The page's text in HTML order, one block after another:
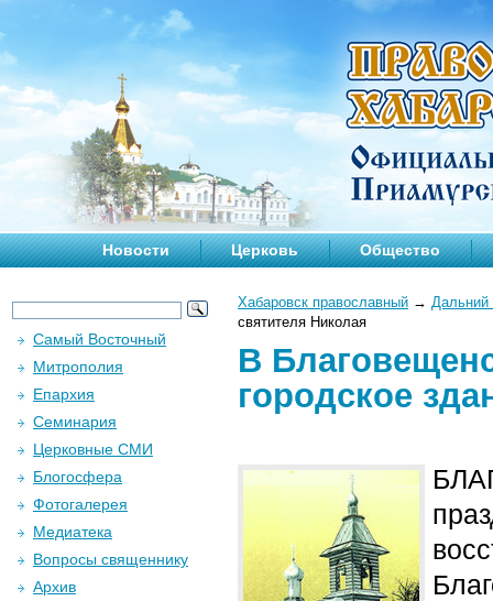
Новости Церковь Общество
Хабаровск православный → Дальний
святителя Николая
В
городское
Самый Восточный
Митрополия
Епархия
Семинария
Церковные СМИ
Блогосфера
Фотогалерея
Медиатека
Вопросы священнику
Архив